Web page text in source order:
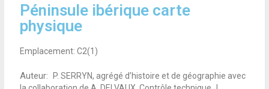
Péninsule ibérique carte
physique
Emplacement: C2(1)
Auteur: P. SERRYN, agrégé d’histoire et de géographie avec